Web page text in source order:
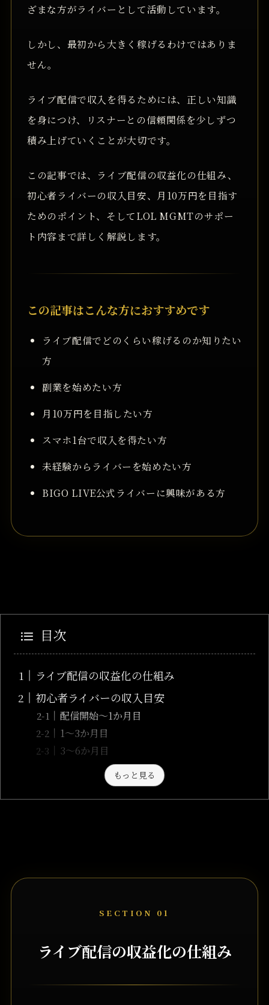
ざまな方がライバーとして活動しています。
しかし、最初から大きく稼げるわけではありま
せん。
ライブ配信で収入を得るためには、正しい知識
を身につけ、リスナーとの信頼関係を少しずつ
積み上げていくことが大切です。
この記事では、ライブ配信の収益化の仕組み、
初心者ライバーの収入目安、月10万円を目指す
ためのポイント、そしてLOL MGMTのサポー
ト内容まで詳しく解説します。
この記事はこんな方におすすめです
ライブ配信でどのくらい稼げるのか知りたい
方
副業を始めたい方
月10万円を目指したい方
スマホ1台で収入を得たい方
未経験からライバーを始めたい方
BIGO LIVE公式ライバーに興味がある方
目次
ライブ配信の収益化の仕組み
初心者ライバーの収入目安
配信開始〜1か月目
1〜3か月目
3〜6か月目
もっと見る
SECTION 01
ライブ配信の収益化の仕組み